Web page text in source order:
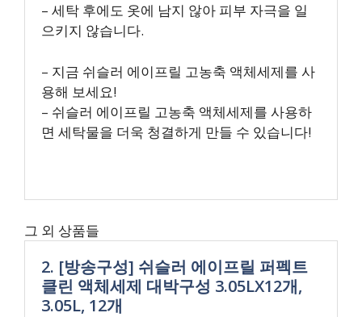
– 세탁 후에도 옷에 남지 않아 피부 자극을 일
으키지 않습니다.
– 지금 쉬슬러 에이프릴 고농축 액체세제를 사
용해 보세요!
– 쉬슬러 에이프릴 고농축 액체세제를 사용하
면 세탁물을 더욱 청결하게 만들 수 있습니다!
그 외 상품들
2. [방송구성] 쉬슬러 에이프릴 퍼펙트
클린 액체세제 대박구성 3.05LX12개,
3.05L, 12개